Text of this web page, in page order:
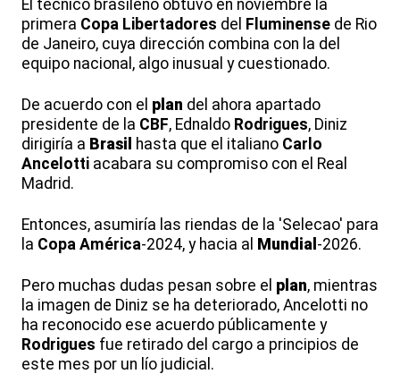
El técnico brasileño obtuvo en noviembre la
primera Copa Libertadores del Fluminense de Rio
de Janeiro, cuya dirección combina con la del
equipo nacional, algo inusual y cuestionado.
De acuerdo con el plan del ahora apartado
presidente de la CBF, Ednaldo Rodrigues, Diniz
dirigiría a Brasil hasta que el italiano Carlo
Ancelotti acabara su compromiso con el Real
Madrid.
Entonces, asumiría las riendas de la 'Selecao' para
la Copa América-2024, y hacia al Mundial -2026.
Pero muchas dudas pesan sobre el plan, mientras
la imagen de Diniz se ha deteriorado, Ancelotti no
ha reconocido ese acuerdo públicamente y
Rodrigues fue retirado del cargo a principios de
este mes por un lío judicial.